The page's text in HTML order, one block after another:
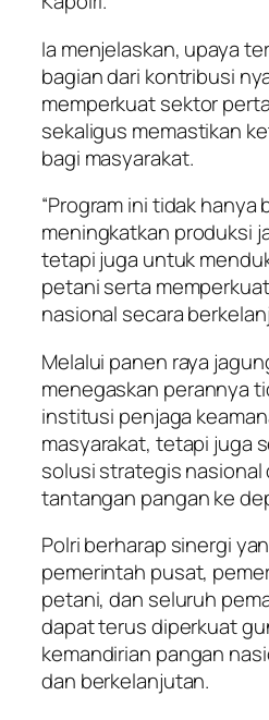
Ia menjelaskan, upaya
bagian dari kontribusi
memperkuat sektor
sekaligus memastikan
bagi masyarakat.
“Program ini tidak hanya
meningkatkan produksi
tetapi juga untuk
petani serta
nasional secara
Melalui panen raya
menegaskan perannya
institusi penjaga
masyarakat, tetapi juga
solusi strategis nasional
tantangan pangan ke
Polri berharap sinergi
pemerintah pusat,
petani, dan seluruh
dapat terus diperkuat
kemandirian pangan
dan berkelanjutan.